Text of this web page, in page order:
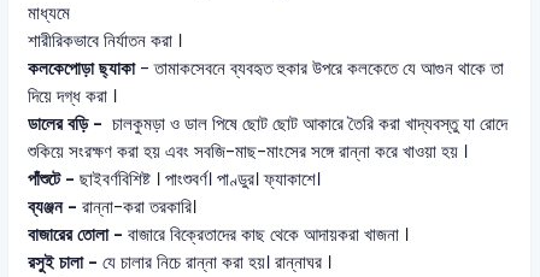
মাধ্যমে
শারীরিকভাবে নির্যাতন করা ।
কলকেপোড়া ছ্যাকা - তামাকসেবনে ব্যবহৃত হুকার উপরে কলকেতে যে আগুন থাকে তা
দিয়ে দগ্ধ করা ।
ডালের বড়ি -চালকুমড়া ও ডাল পিষে ছোট ছোট আকারে তৈরি করা খাদ্যবস্তু যা রোদে
শুকিয়ে সংরক্ষণ করা হয় এবং সবজি-মাছ-মাংসের সঙ্গে রান্না করে খাওয়া হয় ।
পাঁশুটে -ছাইবর্ণবিশিষ্ট । পাংশুবর্ণ। পাণ্ডুর। ফ্যাকাশে।
ব্যঞ্জন - রান্না-করা তরকারি।
বাজারের তোলা - বাজারে বিক্রেতাদের কাছ থেকে আদায়করা খাজনা ।
রসুই চালা - যে চালার নিচে রান্না করা হয়। রান্নাঘর ।